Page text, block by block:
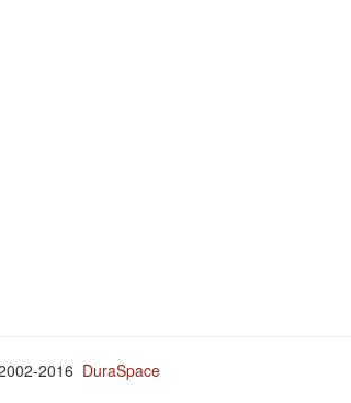
2016 DuraSpace